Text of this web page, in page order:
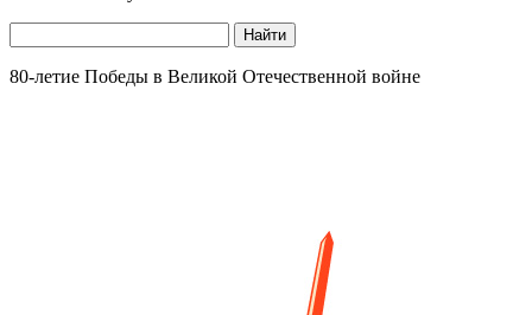
Найти
80-летие Победы в Великой Отечественной войне